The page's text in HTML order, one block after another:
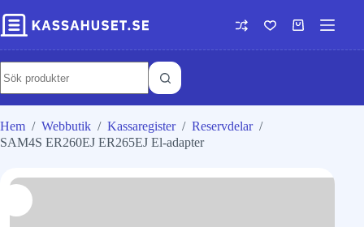
Hem / Webbutik / Kassaregister / Reservdelar /
SAM4S ER260EJ ER265EJ El-adapter